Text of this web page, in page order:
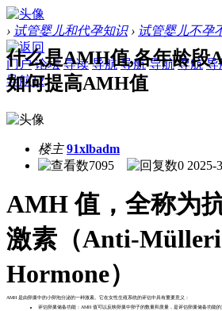
› 试管婴儿和代孕知识 › 试管婴儿不孕
门户 论坛 导读 导航 导航 导航 导航 导
导航12
什么是AMH值,各年龄段
如何提高AMH值
楼主 91xlbadm
7095
0 2025-
AMH 值，全称为
激素（Anti-
Hormone）
AMH 是由卵巢中的小卵泡分泌的一种激素。它在女性生殖系统的评估中具有重要意义：
评估卵巢储备功能：AMH 值可以反映卵巢中卵子的数量和质量，是评估卵巢储备功能的